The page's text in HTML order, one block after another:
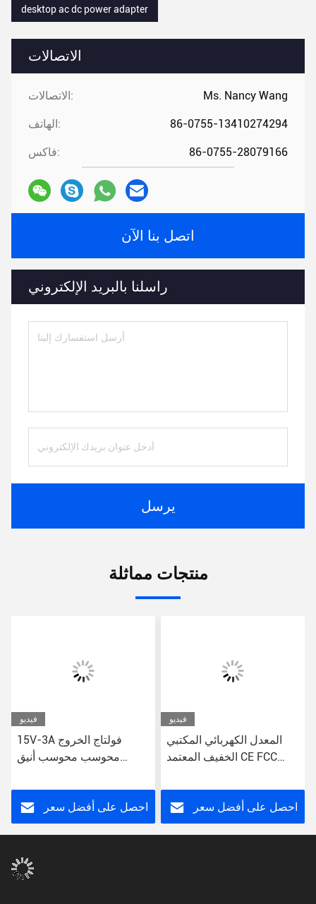
الاتصالات
الاتصالات: Ms. Nancy Wang
الهاتف: 86-0755-13410274294
فاكس: 86-0755-28079166
اتصل بنا الآن
راسلنا بالبريد الإلكتروني
يرسل
desktop ac dc power adapter
منتجات مماثلة
فيديو
15V-3A فولتاج الخروج
محوسب محوسب أنيق
للكمبيوترات المكتبية
احصل على أفضل سعر
فيديو
المعدل الكهربائي المكتبي
الخفيف المعتمد CE FCC
احصل على أفضل سعر